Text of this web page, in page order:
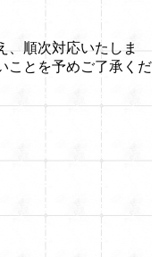
、順次対応いたしま
ことを予めご了承くだ